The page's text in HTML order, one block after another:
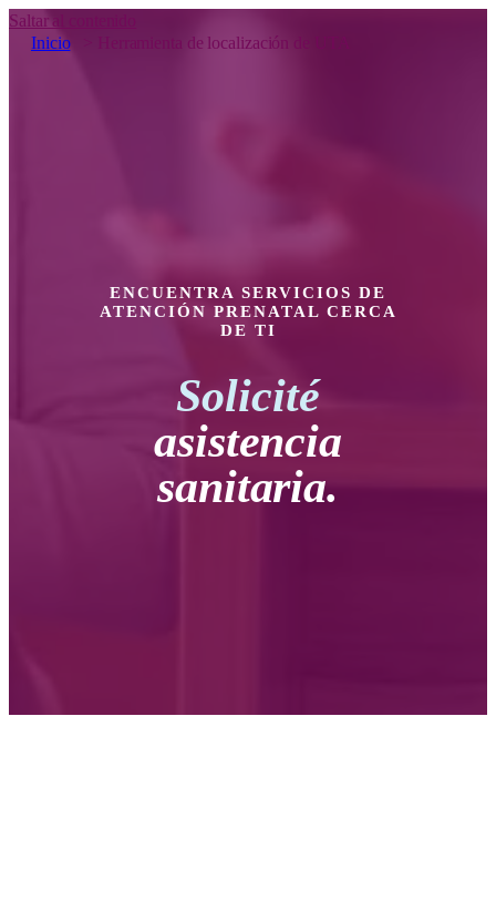
Saltar al contenido
Inicio> Herramienta de localización de UTA
ENCUENTRA SERVICIOS DE
ATENCIÓN PRENATAL CERCA
DE TI
Solicité
asistencia
sanitaria.